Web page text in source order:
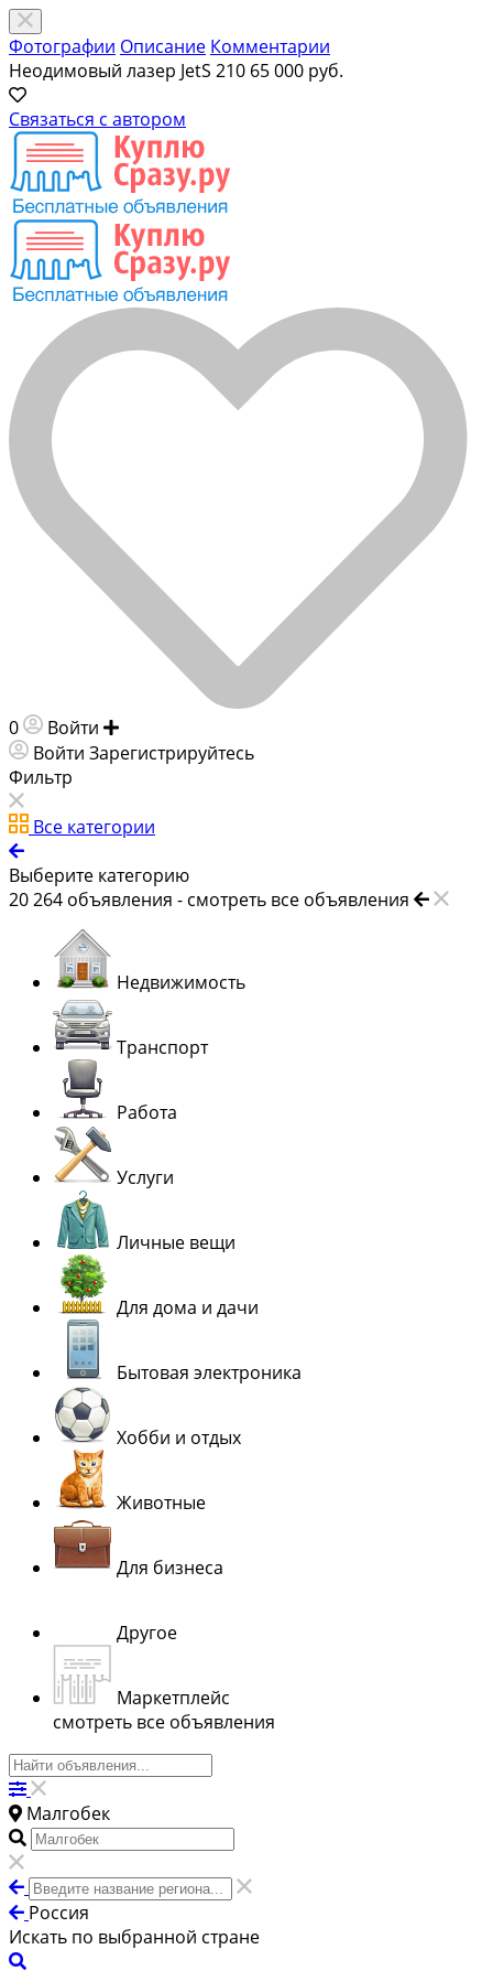
Фотографии Описание Комментарии
Неодимовый лазер JetS 210 65 000 руб.
Связаться с автором
0 Войти
Войти Зарегистрируйтесь
Фильтр
Все категории
Выберите категорию
20 264 объявления - смотреть все объявления
Недвижимость
Транспорт
Работа
Услуги
Личные вещи
Для дома и дачи
Бытовая электроника
Хобби и отдых
Животные
Для бизнеса
Другое
Маркетплейс
смотреть все объявления
Малгобек
Россия
Искать по выбранной стране